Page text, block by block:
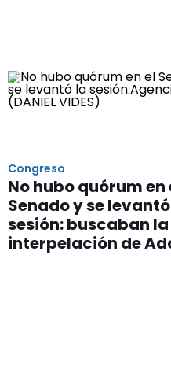
Congreso
No hubo quórum en
Senado y se
sesión: buscaban la
interpelación de